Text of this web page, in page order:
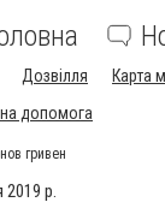
Дозвілля Карта
допомога
гривен
2019 р.